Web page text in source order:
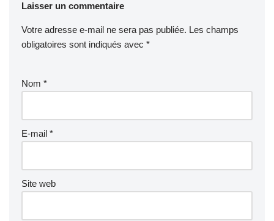
Laisser un commentaire
Votre adresse e-mail ne sera pas publiée. Les champs
obligatoires sont indiqués avec *
Nom *
E-mail *
Site web